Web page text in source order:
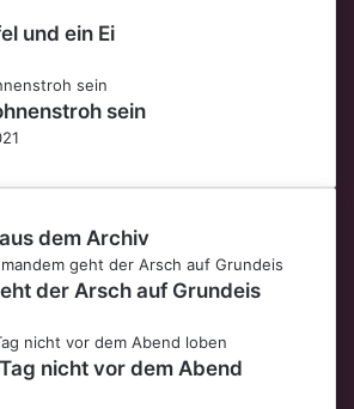
und ein Ei
sein
dem Archiv
der Arsch auf Grundeis
nicht vor dem Abend